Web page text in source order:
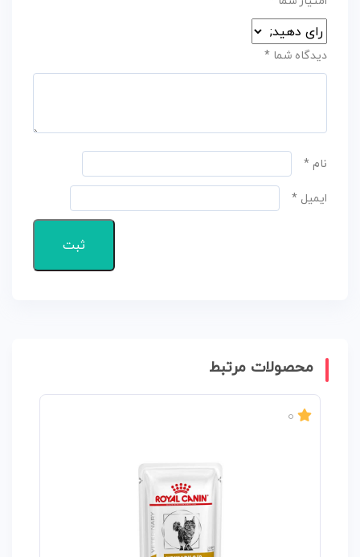
دیدگاه شما *
نام*
ایمیل *
محصولات مرتبط
0